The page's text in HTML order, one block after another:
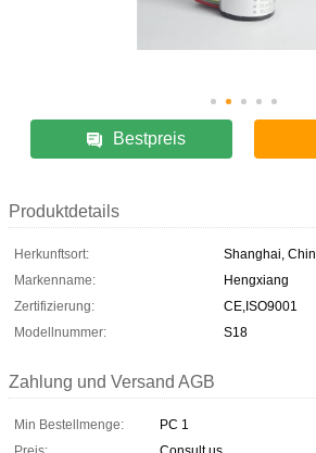
Bestpreis
Produktdetails
Herkunftsort:
Shanghai,
Markenname:
Hengxiang
Zertifizierung:
CE,ISO9001
Modellnummer:
S18
Zahlung und Versand AGB
Min Bestellmenge:
PC 1